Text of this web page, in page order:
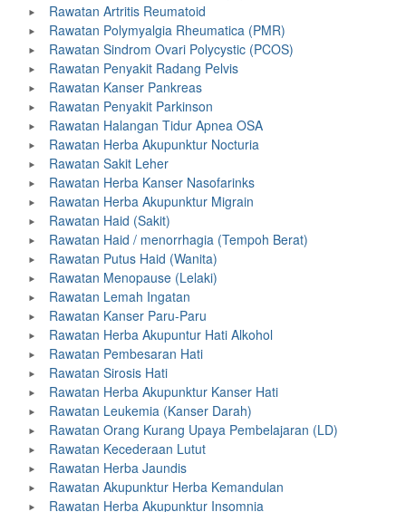
Rawatan Artritis Reumatoid
Rawatan Polymyalgia Rheumatica (PMR)
Rawatan Sindrom Ovari Polycystic (PCOS)
Rawatan Penyakit Radang Pelvis
Rawatan Kanser Pankreas
Rawatan Penyakit Parkinson
Rawatan Halangan Tidur Apnea OSA
Rawatan Herba Akupunktur Nocturia
Rawatan Sakit Leher
Rawatan Herba Kanser Nasofarinks
Rawatan Herba Akupunktur Migrain
Rawatan Haid (Sakit)
Rawatan Haid / menorrhagia (Tempoh Berat)
Rawatan Putus Haid (Wanita)
Rawatan Menopause (Lelaki)
Rawatan Lemah Ingatan
Rawatan Kanser Paru-Paru
Rawatan Herba Akupuntur Hati Alkohol
Rawatan Pembesaran Hati
Rawatan Sirosis Hati
Rawatan Herba Akupunktur Kanser Hati
Rawatan Leukemia (Kanser Darah)
Rawatan Orang Kurang Upaya Pembelajaran (LD)
Rawatan Kecederaan Lutut
Rawatan Herba Jaundis
Rawatan Akupunktur Herba Kemandulan
Rawatan Herba Akupunktur Insomnia